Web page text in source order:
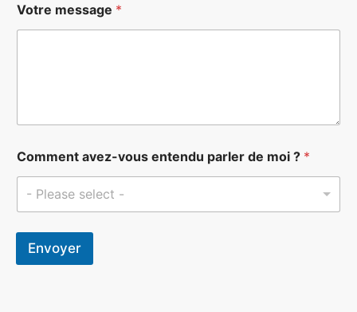
Votre message *
Comment avez-vous entendu parler de moi ? *
- Please select -
Envoyer